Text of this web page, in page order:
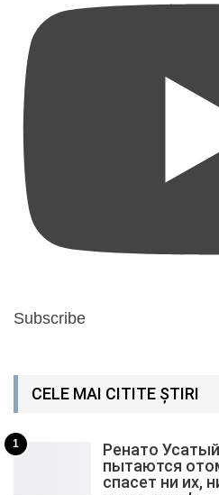
Subscribe
CELE MAI CITITE ȘTIRI
1
Ренато
пытаются
спасет ни их,